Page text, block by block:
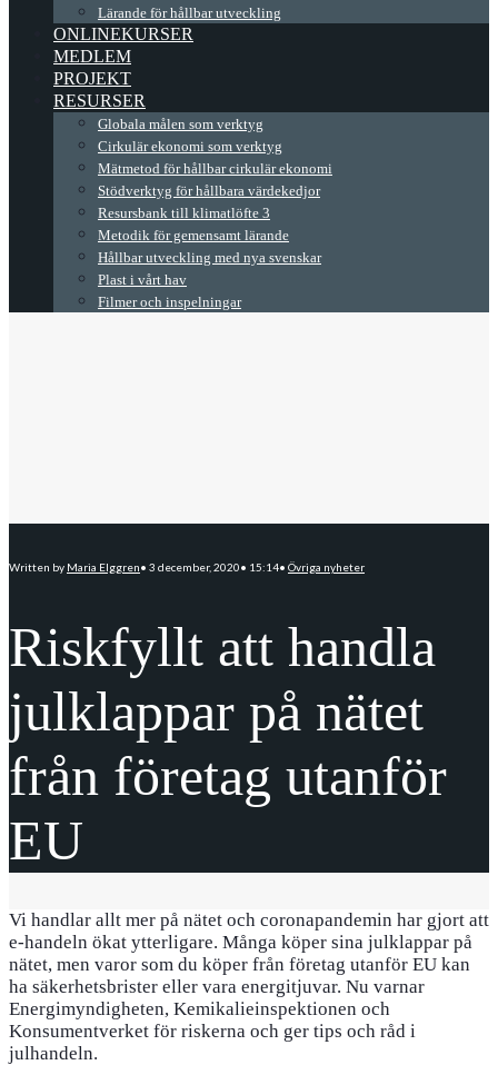
Lärande för hållbar utveckling
ONLINEKURSER
MEDLEM
PROJEKT
RESURSER
Globala målen som verktyg
Cirkulär ekonomi som verktyg
Mätmetod för hållbar cirkulär ekonomi
Stödverktyg för hållbara värdekedjor
Resursbank till klimatlöfte 3
Metodik för gemensamt lärande
Hållbar utveckling med nya svenskar
Plast i vårt hav
Filmer och inspelningar
Written by Maria Elggren• 3 december, 2020• 15:14• Övriga nyheter
Riskfyllt att handla
julklappar på nätet
från företag utanför
EU
Vi handlar allt mer på nätet och coronapandemin har gjort att
e-handeln ökat ytterligare. Många köper sina julklappar på
nätet, men varor som du köper från företag utanför EU kan
ha säkerhetsbrister eller vara energitjuvar. Nu varnar
Energimyndigheten, Kemikalieinspektionen och
Konsumentverket för riskerna och ger tips och råd i
julhandeln.